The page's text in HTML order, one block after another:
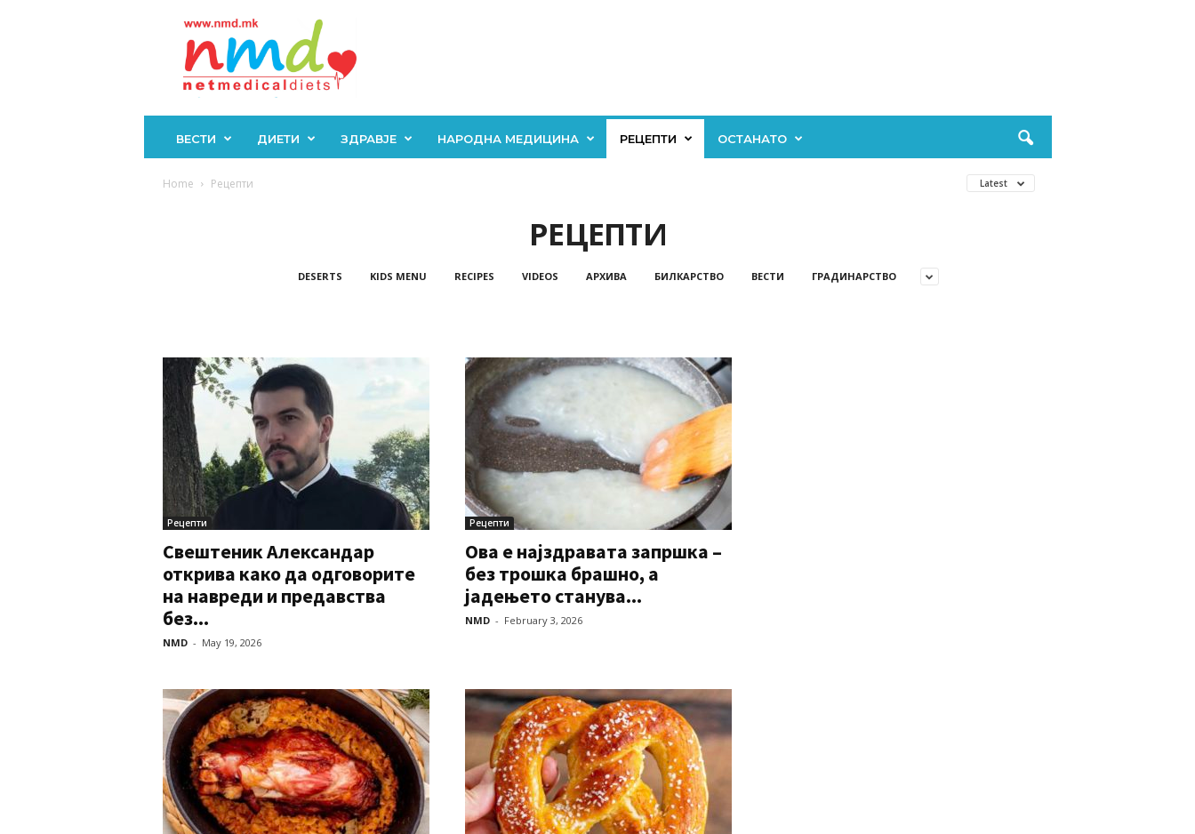
ВЕСТИ ДИЕТИ ЗДРАВЈЕ НАРОДНА МЕДИЦИНА РЕЦЕПТИ ОСТАНАТО
Home Рецепти Latest
РЕЦЕПТИ
DESERTS KIDS MENU RECIPES VIDEOS АРХИВА БИЛКАРСТВО ВЕСТИ ГРАДИНАРСТВО
Рецепти
Свештеник Александар
открива како да одговорите
на навреди и предавства
без...
NMD - May 19, 2026
Рецепти
Ова е најздравата запршка –
без трошка брашно, а
јадењето станува...
NMD - February 3, 2026